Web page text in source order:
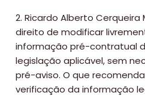
2. Ricardo Alberto Cerqueira
direito de modificar
informação pré-contratual
legislação aplicável, sem
pré-aviso. O que
verificação da informação